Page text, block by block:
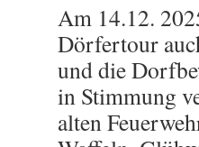
Am 14.12.
Dörfertour
und die
in Stimmung
alten